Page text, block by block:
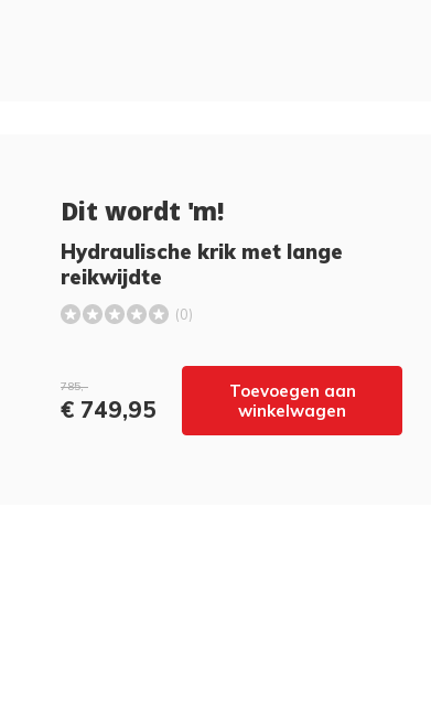
Dit wordt 'm!
Hydraulische krik met lange
reikwijdte
(0)
785,-
€ 749,95
Toevoegen aan
winkelwagen